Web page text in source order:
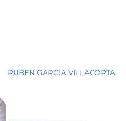
RUBEN GARCIA VILLACORTA